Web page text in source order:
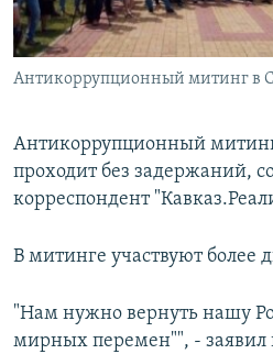
Антикоррупционный митинг в
Антикоррупционный
проходит без задержаний,
корреспондент
В митинге участвуют более
"Нам нужно вернуть нашу
мирных перемен"", - заявил